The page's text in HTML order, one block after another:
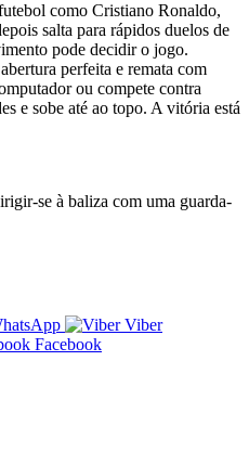
como Cristiano Ronaldo,
salta para rápidos duelos de
pode decidir o jogo.
perfeita e remata com
ou compete contra
e sobe até ao topo. A vitória está
Viber
Facebook